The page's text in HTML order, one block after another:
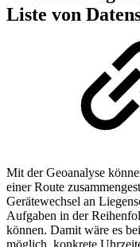
Liste von
Mit der Geoanalyse
einer Route
Gerätewechsel an
Aufgaben in der
können. Damit wäre es